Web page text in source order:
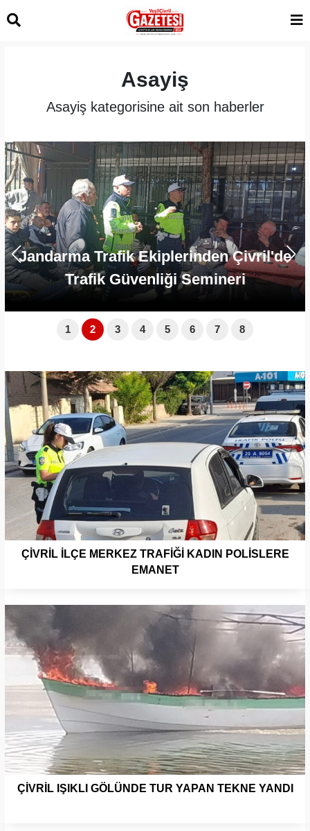
Asayiş
Asayiş kategorisine ait son haberler
Jandarma Trafik Ekiplerinden Çivril'de
Trafik Güvenliği Semineri
1 2 3 4 5 6 7 8
ÇİVRİL İLÇE MERKEZ TRAFİĞİ KADIN POLİSLERE
EMANET
ÇİVRİL IŞIKLI GÖLÜNDE TUR YAPAN TEKNE YANDI